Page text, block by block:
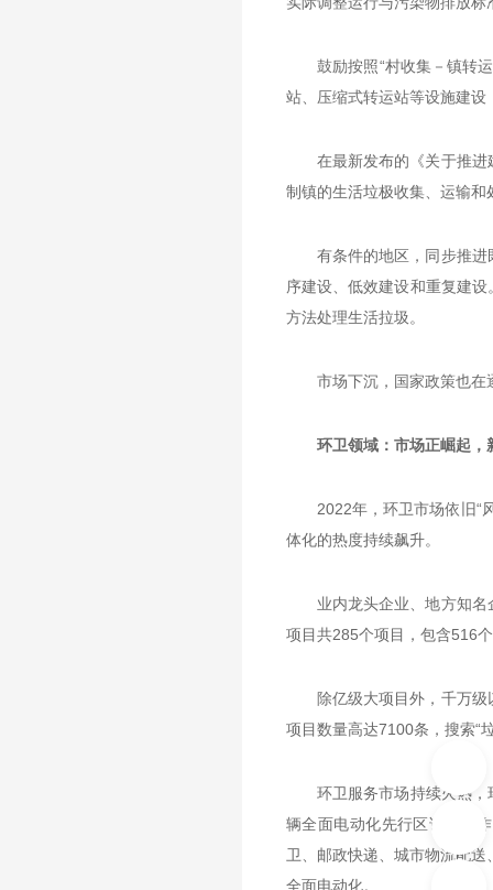
鼓励按照“村收集－镇转
站、压缩式转运站等设施建
在最新发布的《关于推
制镇的生活垃极收集、运输
有条件的地区，同步推
序建设、低效建设和重复建
方法处理生活拉圾。
市场下沉，国家政策也
环卫领域：市场正崛起，
2022年，环卫市场依旧“
体化的热度持续飙升。
业内龙头企业、地方知
项目共285个项目，包含516
除亿级大项目外，千万
项目数量高达7100条，搜索“
环卫服务市场持续火热
辆全面电动化先行区试点工
卫、邮政快递、城市物流配
全面电动化。